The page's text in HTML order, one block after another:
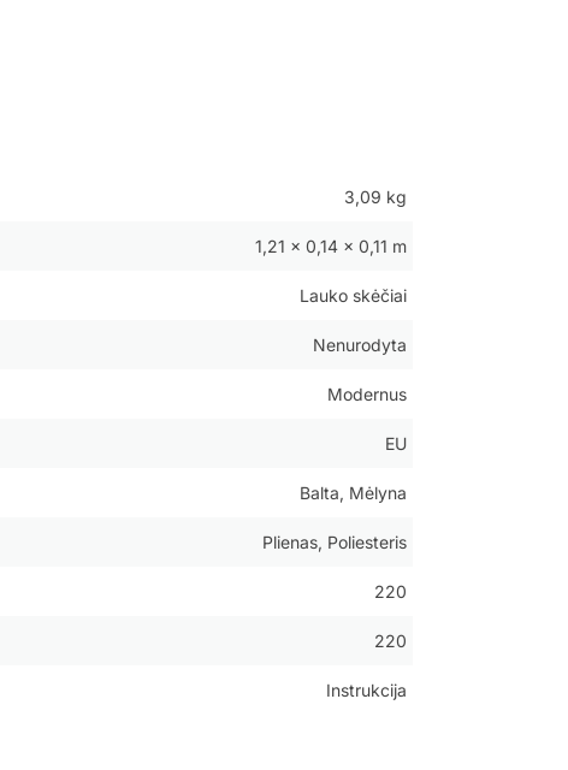
3,09 kg
1,21 × 0,14 × 0,11 m
Lauko skėčiai
Nenurodyta
Modernus
EU
Balta, Mėlyna
Plienas, Poliesteris
220
220
Instrukcija